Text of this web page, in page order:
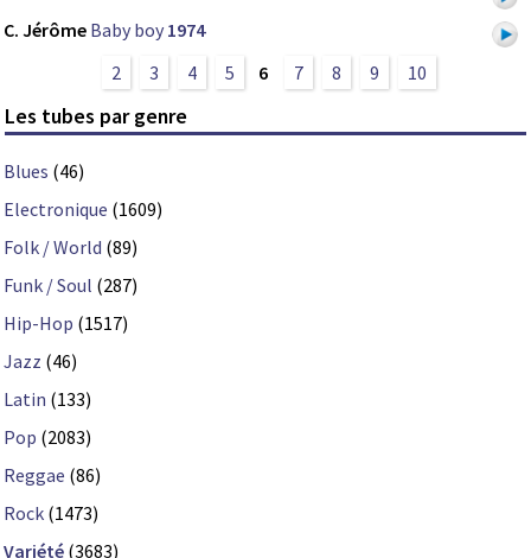
C. Jérôme Baby boy 1974
2
3 4 5 6 7 8 9 10
Les tubes par genre
Blues (46)
Electronique (1609)
Folk / World (89)
Funk / Soul (287)
Hip-Hop (1517)
Jazz (46)
Latin (133)
Pop (2083)
Reggae (86)
Rock (1473)
Variété (3683)